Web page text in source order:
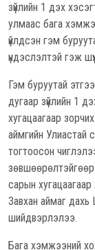
зүйлийн 1 дэх
улмаас бага
үйлдсэн гэм
үндэслэлтэй гэж
Гэм буруутай
дугаар зүйлийн 1
хугацаагаар
аймгийн Улиастай
тогтоосон
зөвшөөрөлтэйгөөр
сарын хугацаагаар
Завхан аймаг дахь
шийдвэрлэлээ.
Бага хэмжээний